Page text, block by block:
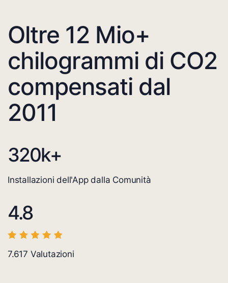
Oltre 12 Mio+
chilogrammi di CO2
compensati dal
2011
320k+
Installazioni dell'App dalla Comunità
4.8
7.617 Valutazioni